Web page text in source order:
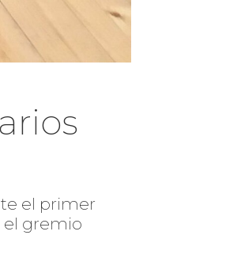
el primer
el gremio